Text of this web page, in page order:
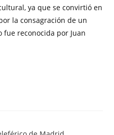
ya que se convirtió en
la consagración de un
fue reconocida por Juan